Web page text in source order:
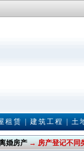
租赁|建筑工程|土
婚房产→ 房产登记不同